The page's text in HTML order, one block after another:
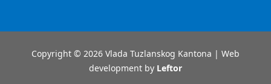
Copyright © 2026 Vlada Tuzlanskog Kantona | Web
development by Leftor